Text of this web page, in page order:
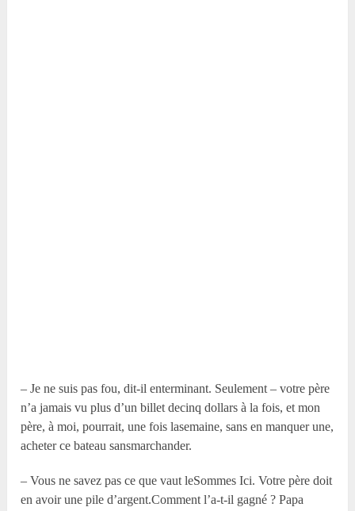
– Je ne suis pas fou, dit-il enterminant. Seulement – votre père
n’a jamais vu plus d’un billet decinq dollars à la fois, et mon
père, à moi, pourrait, une fois lasemaine, sans en manquer une,
acheter ce bateau sansmarchander.
– Vous ne savez pas ce que vaut leSommes Ici. Votre père doit
en avoir une pile d’argent.Comment l’a-t-il gagné ? Papa